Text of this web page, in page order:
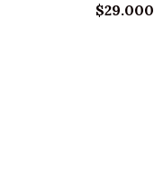
$29.000